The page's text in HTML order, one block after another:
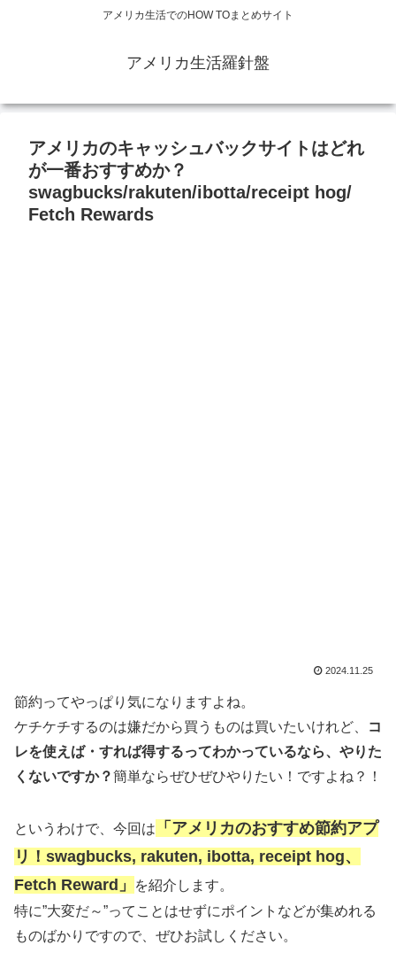
アメリカ生活でのHOW TOまとめサイト
アメリカ生活羅針盤
アメリカのキャッシュバックサイトはどれ
が一番おすすめか？
swagbucks/rakuten/ibotta/receipt hog/
Fetch Rewards
2024.11.25
節約ってやっぱり気になりますよね。
ケチケチするのは嫌だから買うものは買いたいけれど、
コ
レを使えば・すれば得するってわかっているなら、やりた
くないですか？簡単ならぜひぜひやりたい！ですよね？！
というわけで、今回は
「アメリカのおすすめ節約アプ
リ！swagbucks, rakuten, ibotta, receipt hog、
Fetch Reward」
を紹介します。
特に”大変だ～”ってことはせずにポイントなどが集めれる
ものばかりですので、ぜひお試しください。